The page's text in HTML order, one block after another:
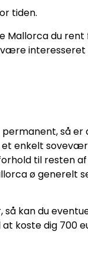
tiden.
du
interesseret
så er
et enkelt
til resten
ø
så kan du
koste dig 700